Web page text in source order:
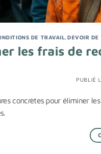
DE TRAVAIL ,DEVOIR DE
les frais de
PUBLIÉ
concrètes pour éliminer